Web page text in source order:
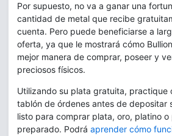
Por supuesto, no va a ganar una
cantidad de metal que recibe
cuenta. Pero puede beneficiarse a
oferta, ya que le mostrará cómo
mejor manera de comprar, poseer y
preciosos físicos.
Utilizando su plata gratuita, practique
tablón de órdenes antes de depositar
listo para comprar plata, oro, platino
preparado. Podrá aprender cómo